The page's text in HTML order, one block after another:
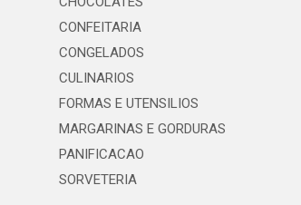
CONFEITARIA
CONGELADOS
CULINARIOS
FORMAS E UTENSILIOS
MARGARINAS E GORDURAS
PANIFICACAO
SORVETERIA